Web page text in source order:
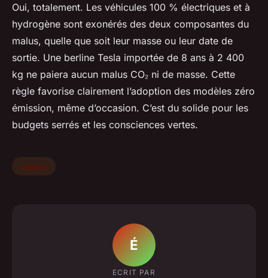
Oui, totalement. Les véhicules 100 % électriques et à
hydrogène sont exonérés des deux composantes du
malus, quelle que soit leur masse ou leur date de
sortie. Une berline Tesla importée de 8 ans à 2 400
kg ne paiera aucun malus CO₂ ni de masse. Cette
règle favorise clairement l’adoption des modèles zéro
émission, même d’occasion. C’est du solide pour les
budgets serrés et les consciences vertes.
voiture
É
ECRIT PAR